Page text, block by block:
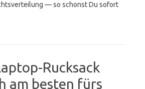
— so schonst Du sofort
Rucksack
am besten fürs